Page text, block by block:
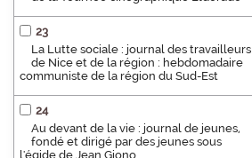
23
La Lutte sociale : journal des travailleurs
de Nice et de la région : hebdomadaire
communiste de la région du Sud-Est
24
Au devant de la vie : journal de jeunes,
fondé et dirigé par des jeunes sous
l'égide de Jean Giono